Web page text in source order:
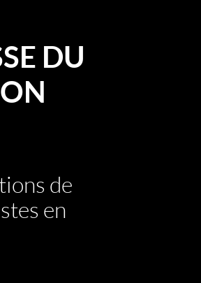
DU
de
en